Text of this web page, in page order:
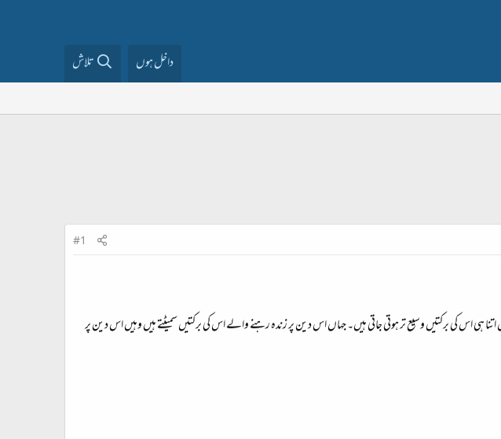
داخل ہوں تلاش
#1
ہی اس کی برکتیں وسیع تر ہوتی جاتی ہیں۔ جہاں اس دین پر زندہ رہنے والے اس کی برکتیں سمیٹتے ہیں وہیں اس دین پر